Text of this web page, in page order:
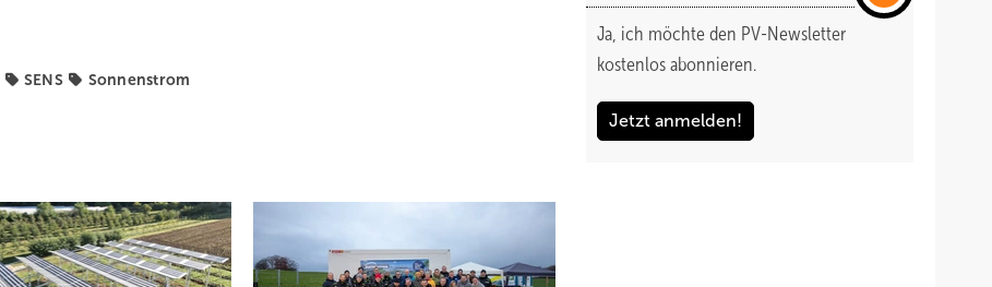
SENS Sonnenstrom
Ja, ich möchte den PV-Newsletter
kostenlos abonnieren.
Jetzt anmelden!